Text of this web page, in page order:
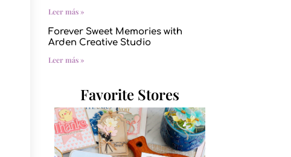
Leer más »
Forever Sweet Memories with
Arden Creative Studio
Leer más »
Favorite Stores